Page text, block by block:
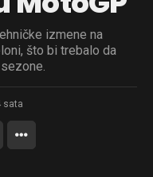
izmene na
što bi trebalo da
sata